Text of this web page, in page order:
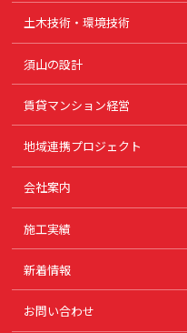
土木技術・環境技術
須山の設計
賃貸マンション経営
地域連携プロジェクト
会社案内
施工実績
新着情報
お問い合わせ